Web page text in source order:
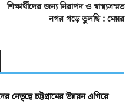
শিক্ষার্থীদের জন্য নিরাপদ ও স্বাস্থ্যসম্মত
নগর গড়ে তুলছি : মেয়র
নেতৃত্বে চট্টগ্রামের উন্নয়ন এগিয়ে